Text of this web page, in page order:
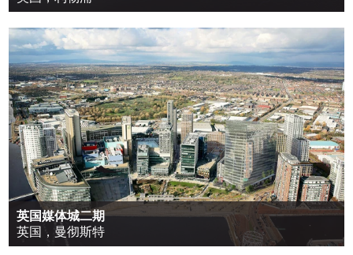
英国媒体城二期
英国，曼彻斯特